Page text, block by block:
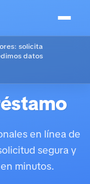
solicita
datos
en línea de
segura y
minutos.